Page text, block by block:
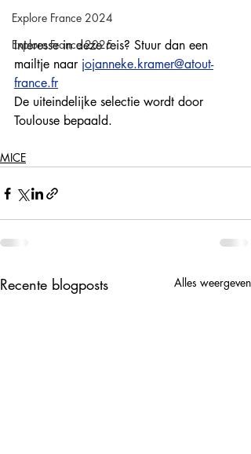
Explore France 2024
Explore France 2025
Interesse in deze reis? Stuur dan een
mailtje naar jojanneke.kramer@atout-
france.fr
De uiteindelijke selectie wordt door
Toulouse bepaald.
MICE
Recente blogposts Alles weergeven